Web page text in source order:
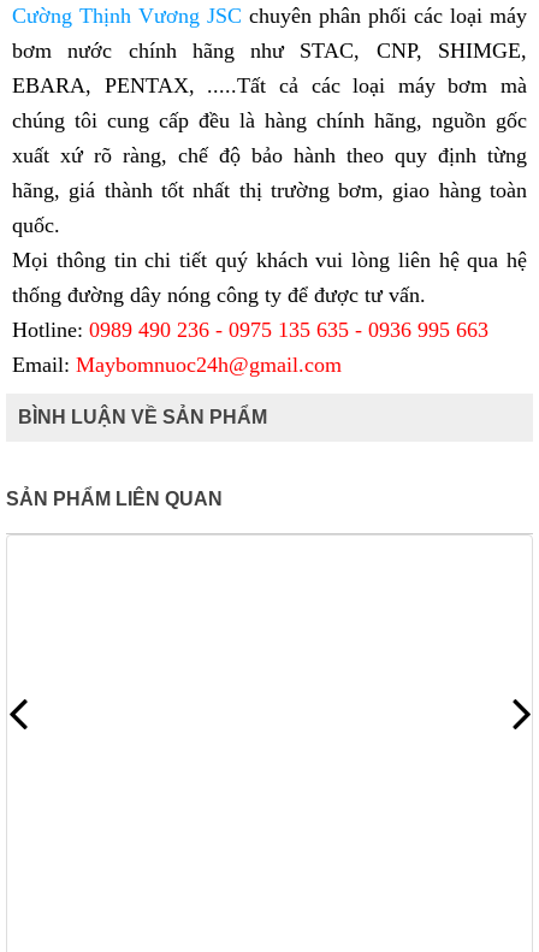
Cường Thịnh Vương JSC chuyên phân phối các loại máy
bơm nước chính hãng như STAC, CNP, SHIMGE,
EBARA, PENTAX, .....Tất cả các loại máy bơm mà
chúng tôi cung cấp đều là hàng chính hãng, nguồn gốc
xuất xứ rõ ràng, chế độ bảo hành theo quy định từng
hãng, giá thành tốt nhất thị trường bơm, giao hàng toàn
quốc.
Mọi thông tin chi tiết quý khách vui lòng liên hệ qua hệ
thống đường dây nóng công ty để được tư vấn.
Hotline: 0989 490 236 - 0975 135 635 - 0936 995 663
Email: Maybomnuoc24h@gmail.com
BÌNH LUẬN VỀ SẢN PHẨM
SẢN PHẨM LIÊN QUAN